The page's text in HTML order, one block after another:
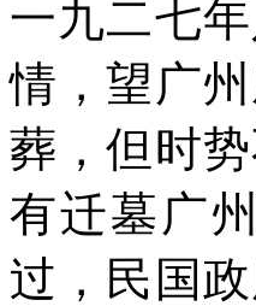
一九二七
情，望广
葬，但时
有迁墓广
过，民国